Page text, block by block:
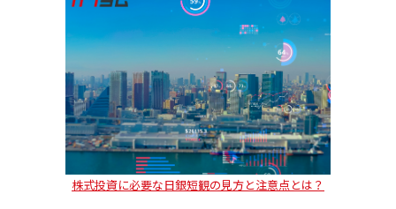
株式投資に必要な日銀短観の見方と注意点とは？